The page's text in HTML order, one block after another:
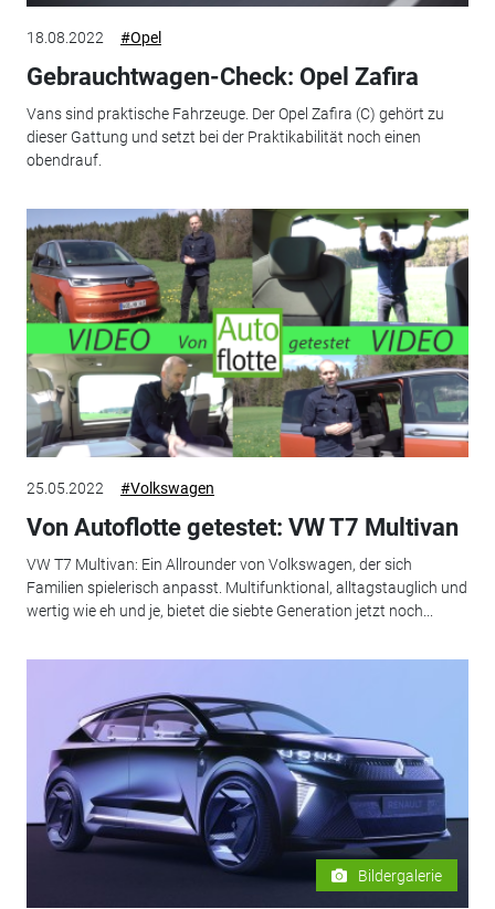
18.08.2022 #Opel
Gebrauchtwagen-Check: Opel Zafira
Vans sind praktische Fahrzeuge. Der Opel Zafira (C) gehört zu
dieser Gattung und setzt bei der Praktikabilität noch einen
obendrauf.
25.05.2022 #Volkswagen
Von Autoflotte getestet: VW T7 Multivan
VW T7 Multivan: Ein Allrounder von Volkswagen, der sich
Familien spielerisch anpasst. Multifunktional, alltagstauglich und
wertig wie eh und je, bietet die siebte Generation jetzt noch...
Bildergalerie